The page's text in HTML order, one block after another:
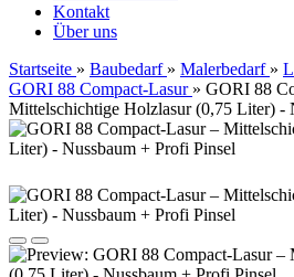
Kontakt
Über uns
Startseite » Baubedarf » Malerbedarf »
GORI 88 Compact-Lasur » GORI 88
Mittelschichtige Holzlasur (0,75 Liter) -